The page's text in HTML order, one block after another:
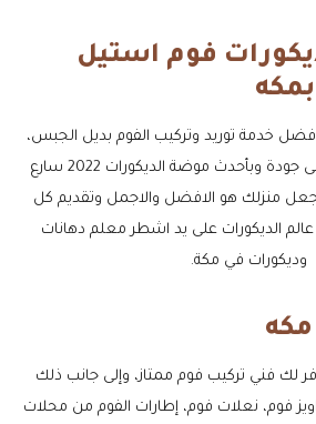
فوم استيل
خدمة توريد وتركيب الفوم بديل الجبس،
تصميم ديكور مباني بأعلى جودة وبأحدث موضة الديكورات 2022 سارع
جعل منزلك هو الافضل والاجمل وتقديم كل
الديكورات على يد اشطر معلم دهانات
وديكورات في مكة.
لك فني تركيب فوم ممتاز، وإلى جانب ذلك
فوم، نعلات فوم، إطارات الفوم من محلات